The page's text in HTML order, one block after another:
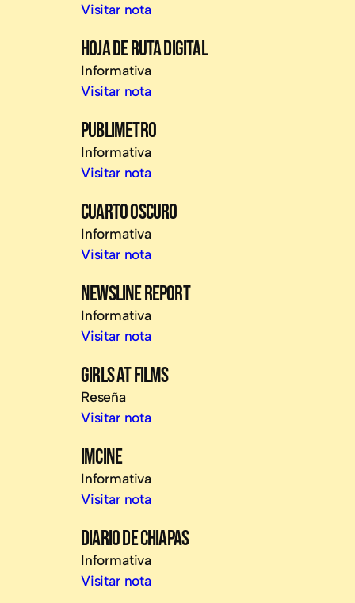
Visitar nota
HOJA DE RUTA DIGITAL
Informativa
Visitar nota
PUBLIMETRO
Informativa
Visitar nota
CUARTO OSCURO
Informativa
Visitar nota
NEWSLINE REPORT
Informativa
Visitar nota
GIRLS AT FILMS
Reseña
Visitar nota
IMCINE
Informativa
Visitar nota
DIARIO DE CHIAPAS
Informativa
Visitar nota